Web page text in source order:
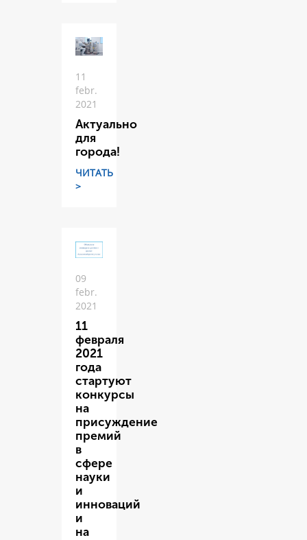
11
febr.
2021
Актуально
для
города!
ЧИТАТЬ
>
09
febr.
2021
11
февраля
2021
года
стартуют
конкурсы
на
присуждение
премий
в
сфере
науки
и
инноваций
и
на